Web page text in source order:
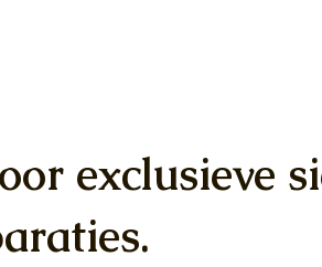
exclusieve